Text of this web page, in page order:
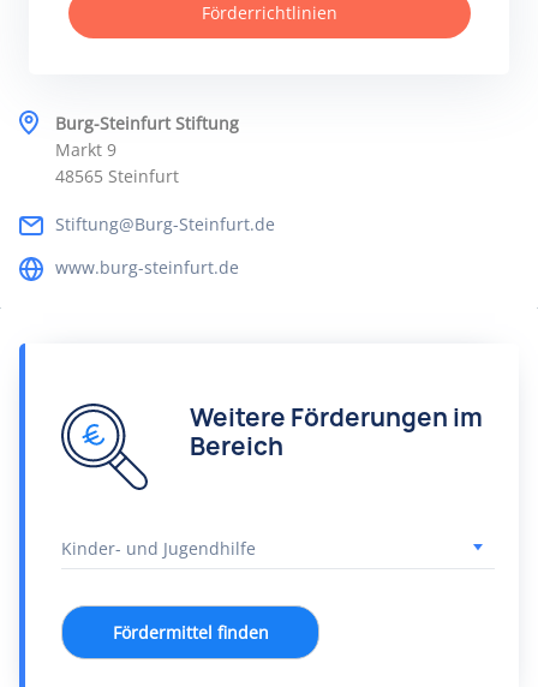
Burg-Steinfurt Stiftung
Markt 9
48565 Steinfurt
Stiftung@Burg-Steinfurt.de
www.burg-steinfurt.de
Förderrichtlinien
Weitere Förderungen im
Bereich
Fördermittel finden